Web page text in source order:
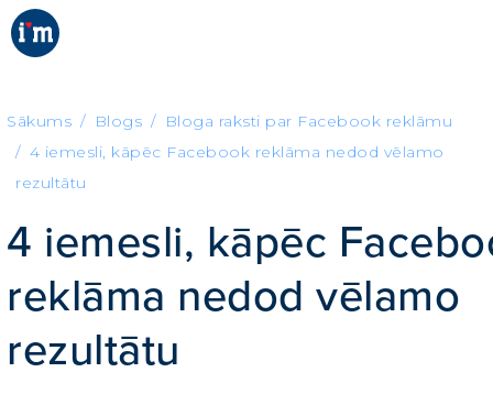
Sākums Blogs
Bloga raksti par Facebook reklāmu
4 iemesli, kāpēc Facebook reklāma nedod vēlamo
rezultātu
4 iemesli, kāpēc
reklāma nedod vēlamo
rezultātu